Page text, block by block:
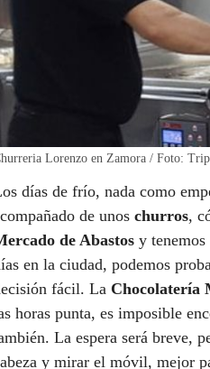
Lorenzo en Zamora / Foto:
días de frío, nada como
de unos churros,
de Abastos y tenemos
en la ciudad, podemos
fácil. La Chocolatería
horas punta, es imposible
La espera será breve,
y mirar el móvil, mejor